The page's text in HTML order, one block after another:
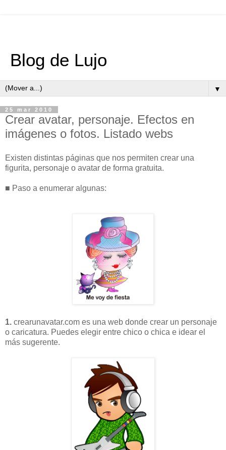
Blog de Lujo
▼
25 mar 2010
Crear avatar, personaje. Efectos en
imágenes o fotos. Listado webs
Existen distintas páginas que nos permiten crear una
figurita, personaje o avatar de forma gratuita.
■ Paso a enumerar algunas:
1. crearunavatar.com es una web donde crear un personaje
o caricatura. Puedes elegir entre chico o chica e idear el
más sugerente.